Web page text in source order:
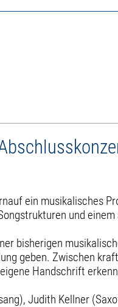
ein musikalisches
und
bisherigen
geben. Zwischen
Handschrift
Judith Kellner